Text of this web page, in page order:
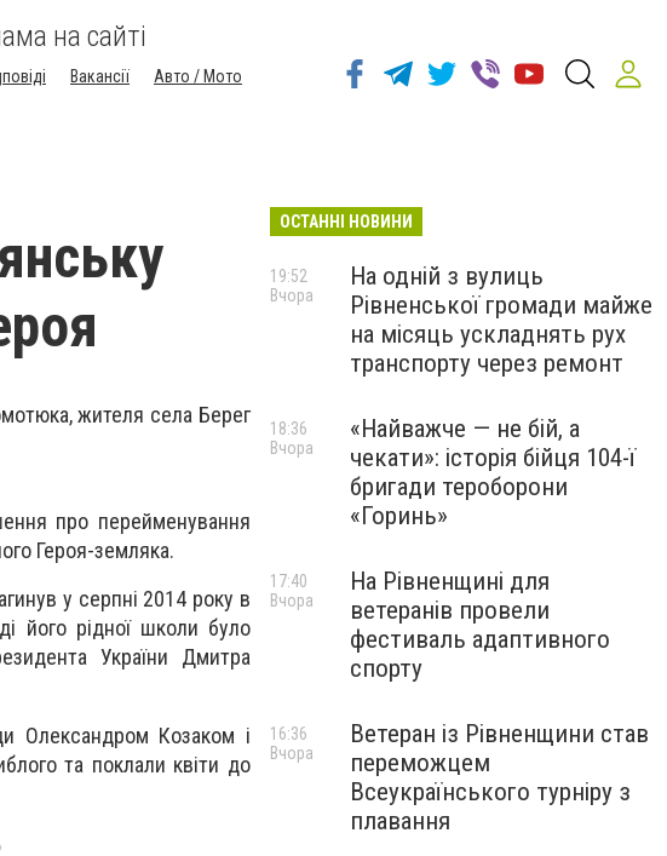
на сайті
Вакансії
Авто / Мото
жителя села Берег
про перейменування
Героя-земляка.
у серпні 2014 року в
його рідної школи було
України Дмитра
Олександром Козаком і
та поклали квіти до
ОСТАННІ НОВИНИ
На одній з вулиць
Рівненської громади майже
на місяць ускладнять рух
транспорту через ремонт
19:52
Вчора
«Найважче — не бій, а
чекати»: історія бійця 104-ї
бригади тероборони
«Горинь»
18:36
Вчора
На Рівненщині для
ветеранів провели
фестиваль адаптивного
спорту
17:40
Вчора
Ветеран із Рівненщини став
переможцем
Всеукраїнського турніру з
плавання
16:36
Вчора